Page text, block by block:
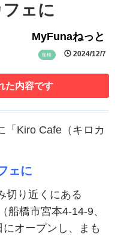
ェに
MyFunaねっと
船橋 2024/12/7
た内容です
「Kiro Cafe（キロカ
ェに
切り近くにある
船橋市宮本4-14-9、
オープンし、まも